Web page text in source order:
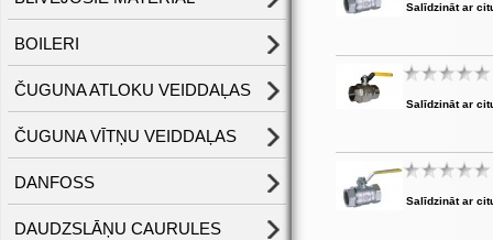
BOILERI
ČUGUNA ATLOKU VEIDDAĻAS
ČUGUNA VĪTŅU VEIDDAĻAS
DANFOSS
DAUDZSLĀŅU CAURULES
Salīdzināt ar
Salīdzināt ar
Salīdzināt ar